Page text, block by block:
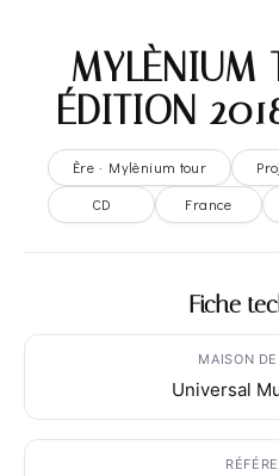
MYLÈNIUM
ÉDITION
Ère · Mylènium tour
CD
France
Fiche
MAISON
Universal